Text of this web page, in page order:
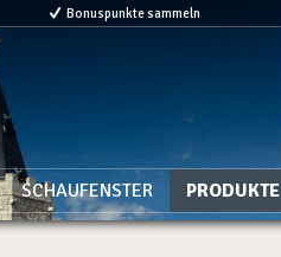
Bonuspunkte sammeln
SCHAUFENSTER PRODUKTE